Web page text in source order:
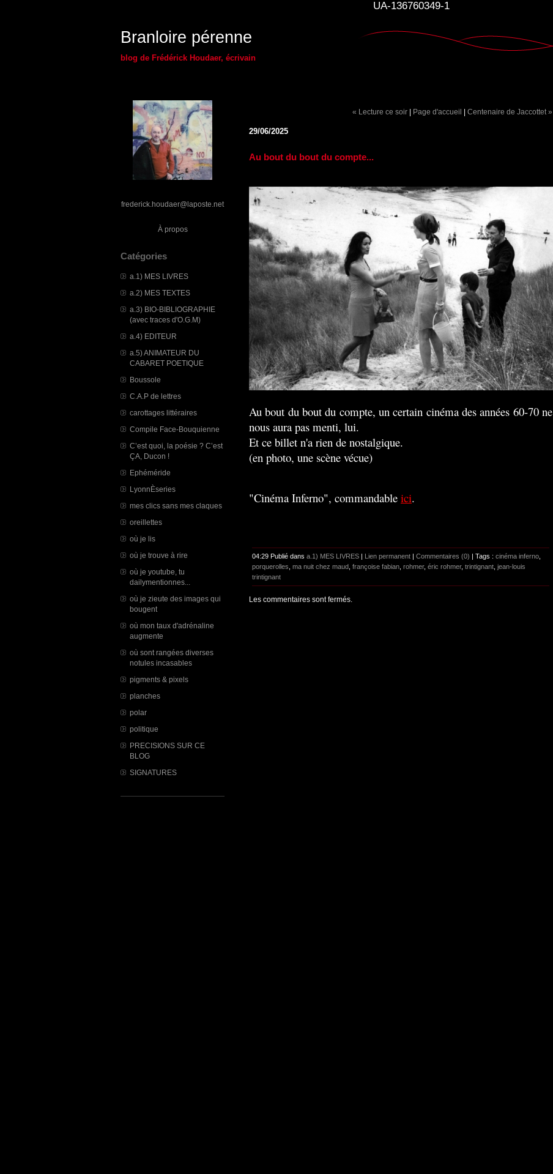
UA-136760349-1
Branloire pérenne
blog de Frédérick Houdaer, écrivain
frederick.houdaer@laposte.net
À propos
Catégories
a.1) MES LIVRES
a.2) MES TEXTES
a.3) BIO-BIBLIOGRAPHIE
(avec traces d'O.G.M)
a.4) EDITEUR
a.5) ANIMATEUR DU
CABARET POETIQUE
Boussole
C.A.P de lettres
carottages littéraires
Compile Face-Bouquienne
C’est quoi, la poésie ? C’est
ÇA, Ducon !
Ephéméride
LyonnÈseries
mes clics sans mes claques
oreillettes
où je lis
où je trouve à rire
où je youtube, tu
dailymentionnes...
où je zieute des images qui
bougent
où mon taux d'adrénaline
augmente
où sont rangées diverses
notules incasables
pigments & pixels
planches
polar
politique
PRECISIONS SUR CE
BLOG
SIGNATURES
« Lecture ce soir | Page d'accueil | Centenaire de Jaccottet »
29/06/2025
Au bout du bout du compte...
Au bout du bout du compte, un certain cinéma des années 60-70 ne
nous aura pas menti, lui.
Et ce billet n'a rien de nostalgique.
(en photo, une scène vécue)
"Cinéma Inferno", commandable ici.
04:29 Publié dans a.1) MES LIVRES Lien permanent Commentaires (0) | Tags : cinéma inferno,
porquerolles, ma nuit chez maud, françoise fabian, rohmer, éric rohmer, trintignant, jean-louis
trintignant
Les commentaires sont fermés.